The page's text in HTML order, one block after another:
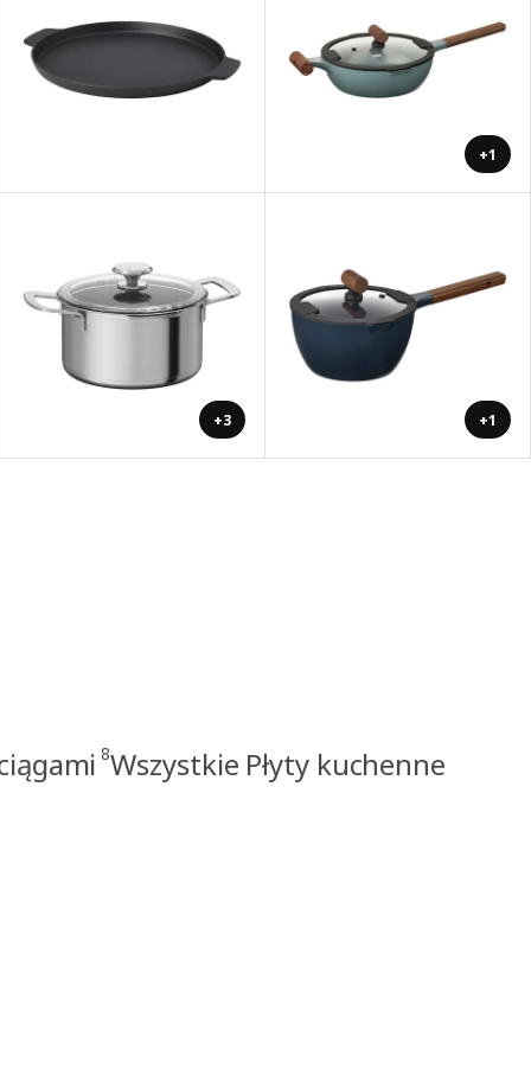
+1
+3 +1
8Wszystkie Płyty kuchenne